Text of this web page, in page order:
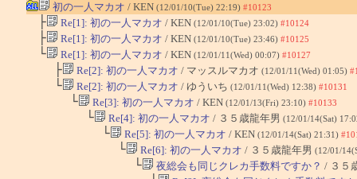
初の一人マカオ / KEN (12/01/10(Tue) 22:19) #10123
├ Re[1]: 初の一人マカオ / KEN (12/01/10(Tue) 23:02) #10124
├ Re[1]: 初の一人マカオ / KEN (12/01/10(Tue) 23:46) #10125
└ Re[1]: 初の一人マカオ / KEN (12/01/11(Wed) 00:07) #10127
├ Re[2]: 初の一人マカオ / マッスルマカオ (12/01/11(Wed) 01:05)
└ Re[2]: 初の一人マカオ / ゆういち (12/01/11(Wed) 12:38) #10131
└ Re[3]: 初の一人マカオ / KEN (12/01/13(Fri) 23:10) #10133
└ Re[4]: 初の一人マカオ / ３５歳龍年男 (12/01/14(Sat)
└ Re[5]: 初の一人マカオ / KEN (12/01/14(Sat) 21:31)
└ Re[6]: 初の一人マカオ / ３５歳龍年男 (12/01/
└ 夜総会も同じクレカ手数料ですか？ / ３５